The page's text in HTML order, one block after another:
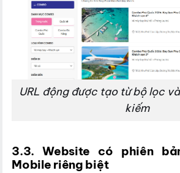
URL động được tạo từ bộ lọc
kiếm
3.3. Website có phiên
Mobile riêng biệt